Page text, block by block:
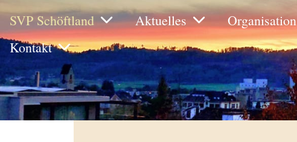
SVP Schöftland Aktuelles Organisation
Kontakt